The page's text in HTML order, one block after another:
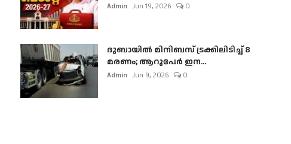
Admin Jun 19, 2026 0
ദുബായിൽ മിനിബസ്​ ട്രക്കിലിടിച്ച് 8
മരണം; ആറുപേർ ഇന...
Admin Jun 9, 2026 0